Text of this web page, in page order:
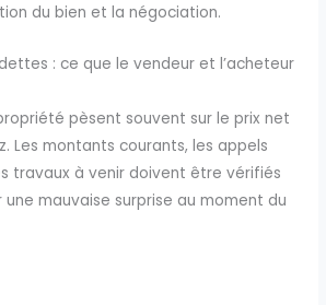
du bien et la négociation.
: ce que le vendeur et l’acheteur
pèsent souvent sur le prix net
Les montants courants, les appels
travaux à venir doivent être vérifiés
mauvaise surprise au moment du